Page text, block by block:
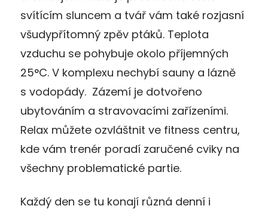
svítícím sluncem a tvář vám také rozjasní
všudypřítomný zpěv ptáků. Teplota
vzduchu se pohybuje okolo příjemných
25°C. V komplexu nechybí sauny a lázně
s vodopády. Zázemí je dotvořeno
ubytováním a stravovacími zařízeními.
Relax můžete ozvláštnit ve fitness centru,
kde vám trenér poradí zaručené cviky na
všechny problematické partie.
Každý den se tu konají různá denní i